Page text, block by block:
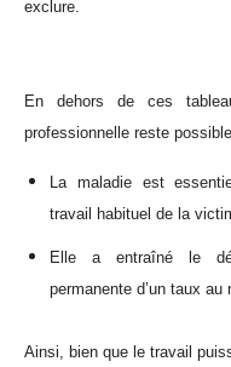
exclure.
En dehors de ces
professionnelle reste
La maladie est
travail habituel de la
Elle a entraîné le
permanente d’un taux
Ainsi, bien que le travail